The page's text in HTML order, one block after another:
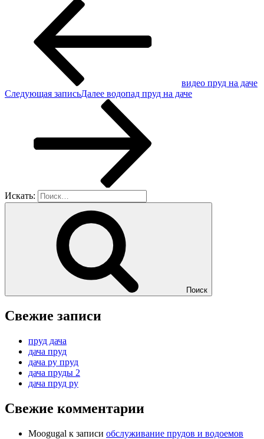
видео пруд на даче
Следующая записьДалее водопад пруд на даче
Искать:
Поиск
Свежие записи
пруд дача
дача пруд
дача ру пруд
дача пруды 2
дача пруд ру
Свежие комментарии
Moogugal к записи обслуживание прудов и водоемов